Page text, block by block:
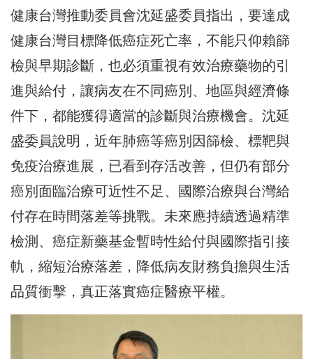
健康台灣推動委員會沈延盛委員指出，要達成
健康台灣目標降低癌症死亡率，不能只仰賴篩
檢與早期診斷，也必須重視有效治療藥物的引
進與給付，讓病友在不同癌別、地區與經濟條
件下，都能獲得適當的診斷與治療機會。沈延
盛委員說明，近年肺癌等癌別因篩檢、標靶與
免疫治療進展，已看到存活改善，但仍有部分
癌別面臨治療可近性不足、國際治療與台灣給
付存在時間落差等挑戰。未來應持續透過精準
檢測、癌症新藥基金暫時性給付與國際指引接
軌，縮短治療落差，降低病友財務負擔與生活
品質衝擊，真正落實癌症醫療平權。